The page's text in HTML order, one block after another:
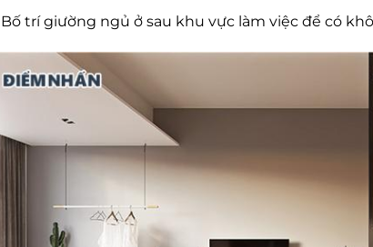
Bố trí giường ngủ ở sau khu vực làm việc để có